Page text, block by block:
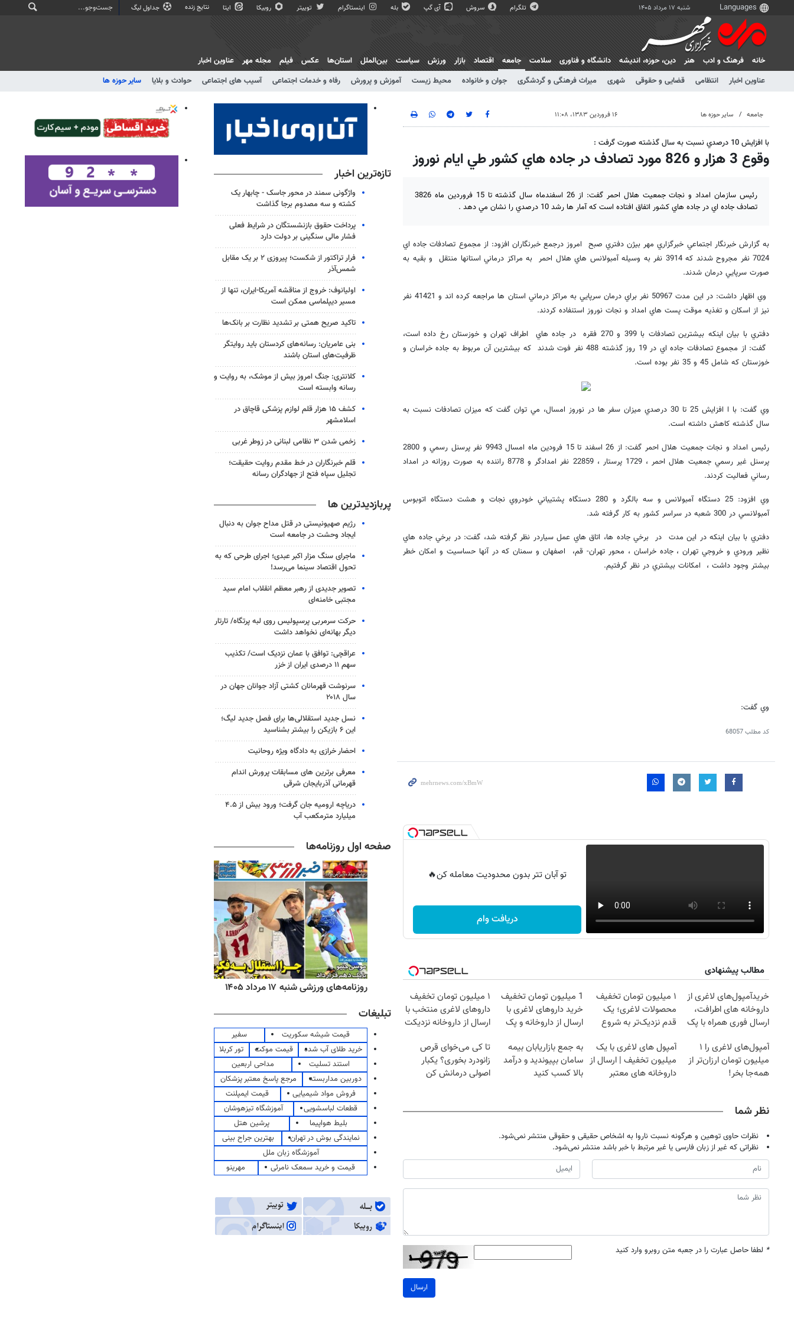
شنبه ۱۷ مرداد ۱۴۰۵ تلگرام سروش آی گپ بله اینستاگرام توییتر روبیکا ایتا نتایج زنده جداول لیگ
خانه فرهنگ و ادب هنر دين، حوزه، انديشه دانشگاه و فناوری سلامت
جامعه
عناوین اخبار
انتظامی قضایی و حقوقی شهری میراث فرهنگی و گردشگری جوان و خانواده محیط زیست آموزش و پرورش رفاه و خدمات اجتماعی آسیب های اجتماعی حوادث و بلایا سایر حوزه ها
اقتصاد بازار ورزش سیاست بین‌الملل استان‌ها عکس فیلم مجله مهر عناوین اخبار
جامعه سایر حوزه ها ۱۶ فروردین ۱۳۸۳، ۱۱:۰۸
با افزايش 10 درصدي نسبت به سال گذشته صورت گرفت :
وقوع 3 هزار و 826 مورد تصادف در جاده هاي كشور طي ايام نوروز
رئيس سازمان امداد و نجات جمعيت هلال احمر گفت: از 26 اسفندماه سال گذشته تا 15 فروردين ماه 3826
تصادف جاده اي در جاده هاي كشور اتفاق افتاده است كه آمار ها رشد 10 درصدي را نشان مي دهد .
به گزارش خبرنگار اجتماعي خبرگزاري مهر بيژن دفتري صبح امروز درجمع خبرنگاران افزود: از مجموع تصادفات جاده اي
7024 نفر مجروح شدند كه 3914 نفر به وسيله آمبولانس هاي هلال احمر به مراكز درماني استانها منتقل و بقيه به
صورت سرپايي درمان شدند.
وي اظهار داشت: در اين مدت 50967 نفر براي درمان سرپايي به مراكز درماني استان ها مراجعه كرده اند و 41421 نفر
نيز از اسكان و تغذيه موقت پست هاي امداد و نجات نوروز استنفاده كردند.
دفتري با بيان اينكه بيشترين تصادفات با 399 و 270 فقره در جاده هاي اطراف تهران و خوزستان رخ داده است،
گفت: از مجموع تصادفات جاده اي در 19 روز گذشته 488 نفر فوت شدند كه بيشترين آن مربوط به جاده خراسان و
خوزستان كه شامل 45 و 35 نفر بوده است.
وي گفت: با ا افزايش 25 تا 30 درصدي ميزان سفر ها در نوروز امسال، مي توان گفت كه ميزان تصادفات نسبت به
سال گذشته كاهش داشته است.
رئيس امداد و نجات جمعيت هلال احمر گفت: از 26 اسفند تا 15 فرودين ماه امسال 9943 نفر پرسنل رسمي و 2800
پرسنل غير رسمي جمعيت هلال احمر ، 1729 پرستار ، 22859 نفر امدادگر و 8778 راننده به صورت روزانه در امداد
رساني فعاليت كردند.
وي افزود: 25 دستگاه آمبولانس و سه بالگرد و 280 دستگاه پشتيباني خودروي نجات و هشت دستگاه اتوبوس
آمبولانسي در 300 شعبه در سراسر كشور به كار گرفته شد.
دفتري با بيان اينكه در اين مدت در برخي جاده ها، اتاق هاي عمل سياردر نظر گرفته شد، گفت: در برخي جاده هاي
نظير ورودي و خروجي تهران ، جاده خراسان ، محور تهران- قم، اصفهان و سمنان كه در آنها حساسيت و امكان خطر
بيشتر وجود داشت ، امكانات بيشتري در نظر گرفتيم.
وي گفت:
کد مطلب68057
تو آبان تتر بدون محدودیت معامله کن🔥
دریافت وام
مطالب پیشنهادی
خریدآمپول‌های لاغری از
داروخانه های اطرافت،
ارسال فوری همراه با پک
۱ میلیون تومان تخفیف
محصولات لاغری؛ یک
قدم نزدیک‌تر به شروع
1 میلیون تومان تخفیف
خرید داروهای لاغری با
ارسال از داروخانه و پک
۱ میلیون تومان تخفیف
داروهای لاغری منتخب با
ارسال از داروخانه نزدیکت
آمپول‌های لاغری را ۱
میلیون تومان ارزان‌تر از
همه‌جا بخر!
آمپول های لاغری با یک
میلیون تخفیف | ارسال از
داروخانه های معتبر
به جمع بازاریابان بیمه
سامان بپیوندید و درآمد
بالا کسب کنید
تا کی می‌خوای قرص
زانودرد بخوری؟ یکبار
اصولی درمانش کن
نظر شما
نظرات حاوی توهین و هرگونه نسبت ناروا به اشخاص حقیقی و حقوقی منتشر نمی‌شود.
نظراتی که غیر از زبان فارسی یا غیر مرتبط با خبر باشد منتشر نمی‌شود.
* لطفا حاصل عبارت را در جعبه متن روبرو وارد کنید
ارسال
تازه‌ترین اخبار
واژگونی سمند در محور جاسک - چابهار یک
کشته و سه مصدوم برجا گذاشت
پرداخت حقوق بازنشستگان در شرایط فعلی
فشار مالی سنگینی بر دولت دارد
فرار تراکتور از شکست؛ پیروزی ۲ بر یک مقابل
شمس‌آذر
اولیانوف: خروج از مناقشه آمریکا-ایران، تنها از
مسیر دیپلماسی ممکن است
تاکید صریح همتی بر تشدید نظارت بر بانک‌ها
بنی عامریان: رسانه‌های کردستان باید روایتگر
ظرفیت‌های استان باشند
کلانتری: جنگ امروز بیش از موشک، به روایت و
رسانه وابسته است
کشف ۱۵ هزار قلم لوازم پزشکی قاچاق در
اسلامشهر
زخمی شدن ۳ نظامی لبنانی در زوطر غربی
قلم خبرنگاران در خط مقدم روایت حقیقت؛
تجلیل سپاه فتح از جهادگران رسانه
پربازدیدترین ها
رژیم صهیونیستی در قتل مداح جوان به دنبال
ایجاد وحشت در جامعه است
ماجرای سنگ مزار اکبر عبدی؛ اجرای طرحی که به
تحول اقتصاد سینما می‌رسد!
تصویر جدیدی از رهبر معظم انقلاب امام سید
مجتبی خامنه‌ای
حرکت سرمربی پرسپولیس روی لبه پرتگاه/ تارتار
دیگر بهانه‌ای نخواهد داشت
عراقچی: توافق با عمان نزدیک است/ تکذیب
سهم ۱۱ درصدی ایران از خزر
سرنوشت قهرمانان کشتی آزاد جوانان جهان در
سال ۲۰۱۸
نسل جدید استقلالی‌ها برای فصل جدید لیگ؛
این ۶ بازیکن را بیشتر بشناسید
احضار خرازی به دادگاه ویژه روحانیت
معرفی برترین های مسابقات پرورش اندام
قهرمانی آذربایجان شرقی
دریاچه ارومیه جان گرفت؛ ورود بیش از ۴.۵
میلیارد مترمکعب آب
صفحه اول روزنامه‌ها
روزنامه‌های ورزشی شنبه ۱۷ مرداد ۱۴۰۵
تبلیغات
قیمت شیشه سکوریت
سفیر
خرید طلای آب شده
قیمت موکت
تور کربلا
استند تسلیت
مداحی اربعین
دوربین مداربسته
مرجع پاسخ معتبر پزشکان
فروش مواد شیمیایی
قیمت ایمپلنت
قطعات لباسشویی
آموزشگاه تیزهوشان
بلیط هواپیما
پرشین هتل
نمایندگی بوش در تهران
بهترین جراح بینی
آموزشگاه زبان ملل
قیمت و خرید سمعک نامرئی
مهرینو